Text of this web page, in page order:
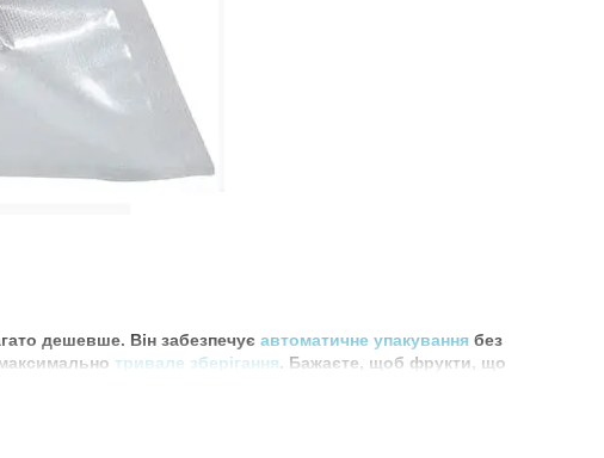
дешевше. Він забезпечує автоматичне упакування без
тривале зберігання. Бажаєте, щоб фрукти, що